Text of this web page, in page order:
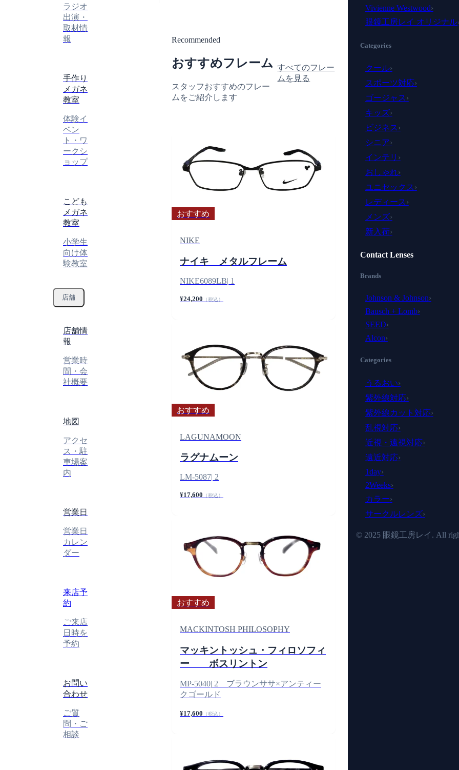
ラジオ
出演・
取材情
報
手作り
メガネ
教室
体験イ
ベン
ト・ワ
ークシ
ョップ
こども
メガネ
教室
小学生
向け体
験教室
店舗
店舗情
報
営業時
間・会
社概要
地図
アクセ
ス・駐
車場案
内
営業日
営業日
カレン
ダー
来店予
約
ご来店
日時を
予約
お問い
合わせ
ご質
問・ご
相談
Recommended
おすすめフレーム
スタッフおすすめのフレー
ムをご紹介します
すべてのフレー
ムを見る
おすすめ
NIKE
ナイキ メタルフレーム
NIKE6089LB| 1
¥24,200 （税込）
おすすめ
LAGUNAMOON
ラグナムーン
LM-5087| 2
¥17,600 （税込）
おすすめ
MACKINTOSH PHILOSOPHY
マッキントッシュ・フィロソフィ
ー ボスリントン
MP-5040| 2 ブラウンササ×アンティー
クゴールド
¥17,600 （税込）
Vivienne Westwood›
眼鏡工房レイ オリジナル
Categories
クール›
スポーツ対応›
ゴージャス ›
キッズ›
ビジネス ›
シニア›
インテリ ›
おしゃれ›
ユニセックス ›
レディース ›
メンズ›
新入荷›
Contact Lenses
Brands
Johnson & Johnson›
Bausch + Lomb›
SEED›
Alcon›
Categories
うるおい›
紫外線対応›
紫外線カット対応›
乱視対応›
近視・遠視対応›
遠近対応›
1day›
2Weeks›
カラー›
サークルレンズ›
© 2025 眼鏡工房レイ. All